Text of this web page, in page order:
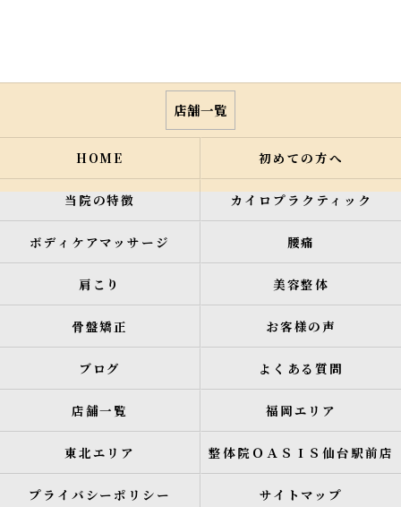
店舗一覧
HOME 初めての方へ
当院の特徴 カイロプラクティック
ボディケアマッサージ 腰痛
肩こり 美容整体
骨盤矯正 お客様の声
ブログ よくある質問
店舗一覧 福岡エリア
東北エリア 整体院ＯＡＳＩＳ仙台駅前店
プライバシーポリシー サイトマップ